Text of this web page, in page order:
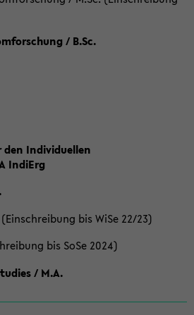
/ B.Sc.
den Individuellen
IndiErg
bis WiSe 22/23)
bis SoSe 2024)
/ M.A.